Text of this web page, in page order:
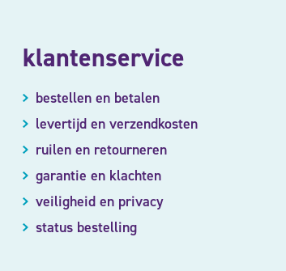
klantenservice
bestellen en betalen
levertijd en verzendkosten
ruilen en retourneren
garantie en klachten
veiligheid en privacy
status bestelling